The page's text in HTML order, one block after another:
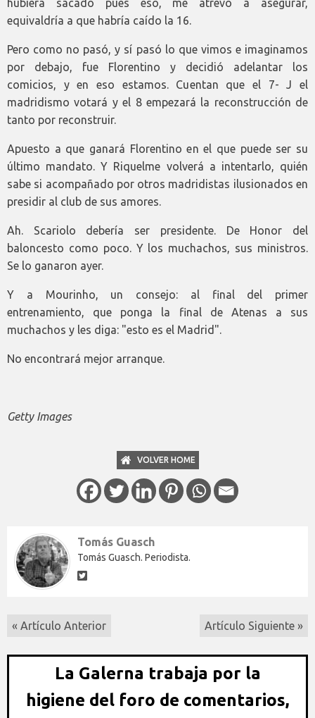
hubiera sacado pues eso, me atrevo a asegurar,
equivaldría a que habría caído la 16.
Pero como no pasó, y sí pasó lo que vimos e imaginamos
por debajo, fue Florentino y decidió adelantar los
comicios, y en eso estamos. Cuentan que el 7- J el
madridismo votará y el 8 empezará la reconstrucción de
tanto por reconstruir.
Apuesto a que ganará Florentino en el que puede ser su
último mandato. Y Riquelme volverá a intentarlo, quién
sabe si acompañado por otros madridistas ilusionados en
presidir al club de sus amores.
Ah. Scariolo debería ser presidente. De Honor del
baloncesto como poco. Y los muchachos, sus ministros.
Se lo ganaron ayer.
Y a Mourinho, un consejo: al final del primer
entrenamiento, que ponga la final de Atenas a sus
muchachos y les diga: "esto es el Madrid".
No encontrará mejor arranque.
Getty Images
VOLVER HOME
Tomás Guasch
Tomás Guasch. Periodista.
« Artículo Anterior Artículo Siguiente »
La Galerna trabaja por la
higiene del foro de comentarios,